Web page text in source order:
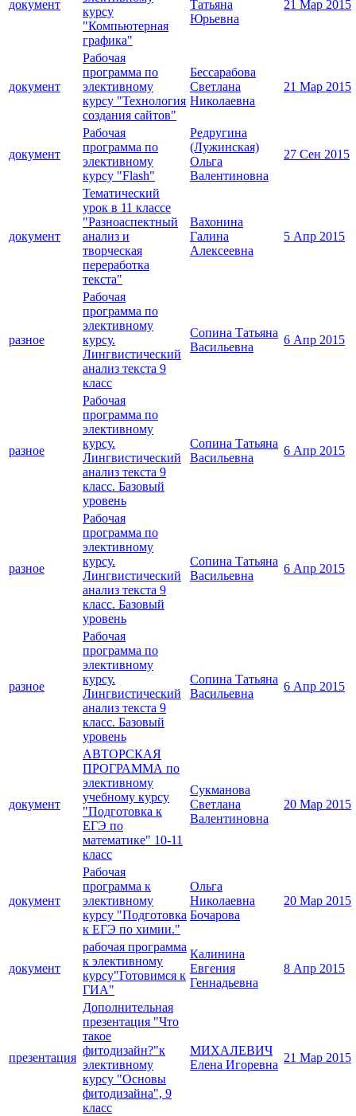
документ
курсу
"Компьютерная
графика"
Татьяна
Юрьевна
21 Мар 2015
документ
Рабочая
программа по
элективному
курсу "Технология
создания сайтов"
Бессарабова
Светлана
Николаевна
21 Мар 2015
документ
Рабочая
программа по
элективному
курсу "Flash"
Редругина
(Лужинская)
Ольга
Валентиновна
27 Сен 2015
документ
Тематический
урок в 11 классе
"Разноаспектный
анализ и
творческая
переработка
текста"
Вахонина
Галина
Алексеевна
5 Апр 2015
разное
Рабочая
программа по
элективному
курсу.
Лингвистический
анализ текста 9
класс
Сопина Татьяна
Васильевна
6 Апр 2015
разное
Рабочая
программа по
элективному
курсу.
Лингвистический
анализ текста 9
класс. Базовый
уровень
Сопина Татьяна
Васильевна
6 Апр 2015
разное
Рабочая
программа по
элективному
курсу.
Лингвистический
анализ текста 9
класс. Базовый
уровень
Сопина Татьяна
Васильевна
6 Апр 2015
разное
Рабочая
программа по
элективному
курсу.
Лингвистический
анализ текста 9
класс. Базовый
уровень
Сопина Татьяна
Васильевна
6 Апр 2015
документ
АВТОРСКАЯ
ПРОГРАММА по
элективному
учебному курсу
"Подготовка к
ЕГЭ по
математике" 10-11
класс
Сукманова
Светлана
Валентиновна
20 Мар 2015
документ
Рабочая
программа к
элективному
курсу "Подготовка
к ЕГЭ по химии."
Ольга
Николаевна
Бочарова
20 Мар 2015
документ
рабочая программа
к элективному
курсу"Готовимся к
ГИА"
Калинина
Евгения
Геннадьевна
8 Апр 2015
презентация
Дополнительная
презентация "Что
такое
фитодизайн?"к
элективному
курсу "Основы
фитодизайна", 9
класс
МИХАЛЕВИЧ
Елена Игоревна
21 Мар 2015